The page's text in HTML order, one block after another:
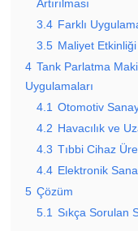
Artırılması
3.4 Farklı
3.5 Maliyet
4 Tank Parlatma
Uygulamaları
4.1 Otomotiv
4.2 Havacılık ve
4.3 Tıbbi Cihaz
4.4 Elektronik
5 Çözüm
5.1 Sıkça Sorulan